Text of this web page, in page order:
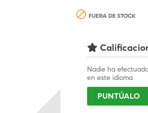
 FUERA DE STOCK
Nadie ha
en este idioma
PUNTÚALO